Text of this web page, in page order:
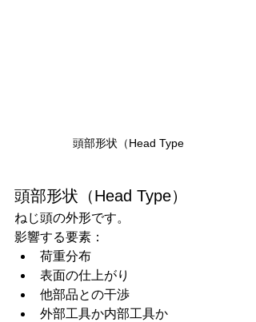
頭部形状（Head Type
頭部形状（Head Type）
ねじ頭の外形です。
影響する要素：
荷重分布
表面の仕上がり
他部品との干渉
外部工具か内部工具か